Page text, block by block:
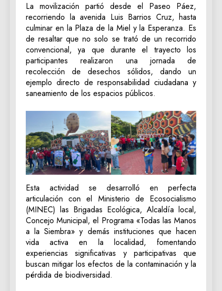
La movilización partió desde el Paseo Páez,
recorriendo la avenida Luis Barrios Cruz, hasta
culminar en la Plaza de la Miel y la Esperanza. Es
de resaltar que no solo se trató de un recorrido
convencional, ya que durante el trayecto los
participantes realizaron una jornada de
recolección de desechos sólidos, dando un
ejemplo directo de responsabilidad ciudadana y
saneamiento de los espacios públicos.
Esta actividad se desarrolló en perfecta
articulación con el Ministerio de Ecosocialismo
(MINEC) las Brigadas Ecológica, Alcaldía local,
Concejo Municipal, el Programa «Todas las Manos
a la Siembra» y demás instituciones que hacen
vida activa en la localidad, fomentando
experiencias significativas y participativas que
buscan mitigar los efectos de la contaminación y la
pérdida de biodiversidad.